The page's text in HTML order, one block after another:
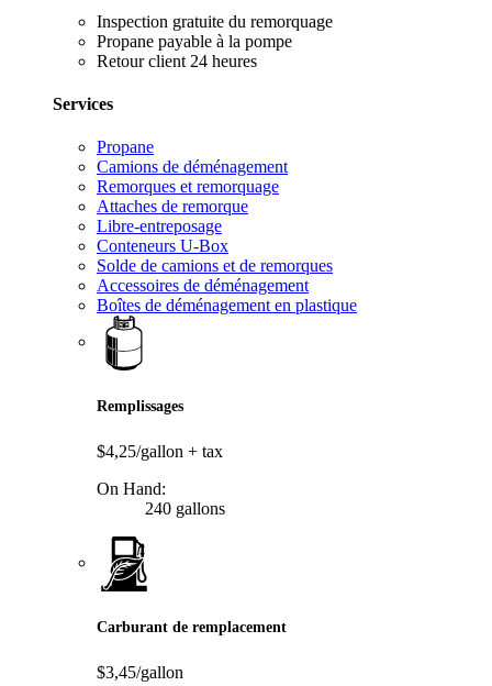
Inspection gratuite du remorquage
Propane payable à la pompe
Retour client 24 heures
Services
Propane
Camions de déménagement
Remorques et remorquage
Attaches de remorque
Libre-entreposage
Conteneurs U-Box
Solde de camions et de remorques
Accessoires de déménagement
Boîtes de déménagement en plastique
Remplissages
$4,25/gallon + tax
On Hand:
240 gallons
Carburant de remplacement
$3,45/gallon